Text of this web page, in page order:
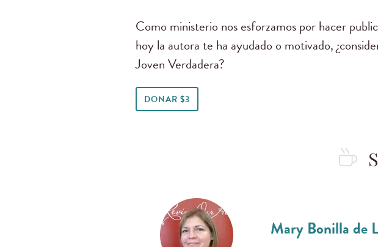
Como ministerio nos esforzamos por hacer
hoy la autora te ha ayudado o motivado,
Joven Verdadera?
DONAR $3
Mary Bonilla de